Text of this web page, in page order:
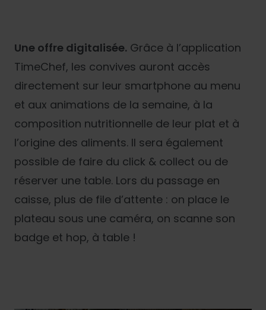
Une offre digitalisée. Grâce à l’application
TimeChef, les convives auront accès
directement sur leur smartphone au menu
et aux animations de la semaine, à la
composition nutritionnelle de leur plat et à
l’origine des aliments. Il sera également
possible de faire du click & collect ou de
réserver une table. Lors du passage en
caisse, plus de file d’attente : on place le
plateau sous une caméra, on scanne son
badge et hop, à table !